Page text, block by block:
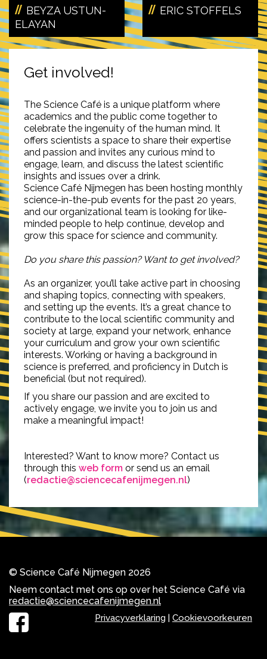
BEYZA USTUN-
ELAYAN
ERIC STOFFELS
Get involved!
The Science Café is a unique platform where
academics and the public come together to
celebrate the ingenuity of the human mind. It
offers scientists a space to share their expertise
and passion and invites any curious mind to
engage, learn, and discuss the latest scientific
insights and issues over a drink.
Science Café Nijmegen has been hosting monthly
science-in-the-pub events for the past 20 years,
and our organizational team is looking for like-
minded people to help continue, develop and
grow this space for science and community.
Do you share this passion? Want to get involved?
As an organizer, you’ll take active part in choosing
and shaping topics, connecting with speakers,
and setting up the events. It’s a great chance to
contribute to the local scientific community and
society at large, expand your network, enhance
your curriculum and grow your own scientific
interests. Working or having a background in
science is preferred, and proficiency in Dutch is
beneficial (but not required).
If you share our passion and are excited to
actively engage, we invite you to join us and
make a meaningful impact!
Interested? Want to know more? Contact us
through this web form or send us an email
(redactie@sciencecafenijmegen.nl)
© Science Café Nijmegen 2026
Neem contact met ons op over het Science Café via
redactie@sciencecafenijmegen.nl
Privacyverklaring | Cookievoorkeuren